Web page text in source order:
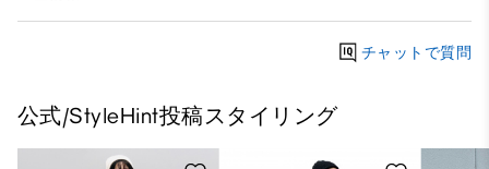
チャットで質問
公式/StyleHint投稿スタイリング